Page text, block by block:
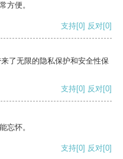
方便。
支持[0] 反对[0]
了无限的隐私保护和安全性保
支持[0] 反对[0]
忘怀。
支持[0] 反对[0]